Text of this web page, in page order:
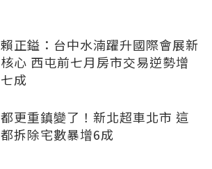
賴正鎰：台中水湳躍升國際會展新
核心 西屯前七月房市交易逆勢增
七成
都更重鎮變了！新北超車北市 這
都拆除宅數暴增6成